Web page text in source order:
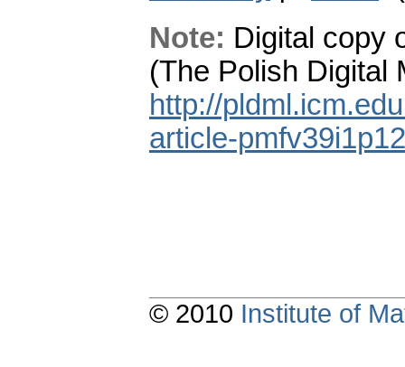
Note: Digital copy
(The Polish Digital
http://
article-
© 2010 Institute of